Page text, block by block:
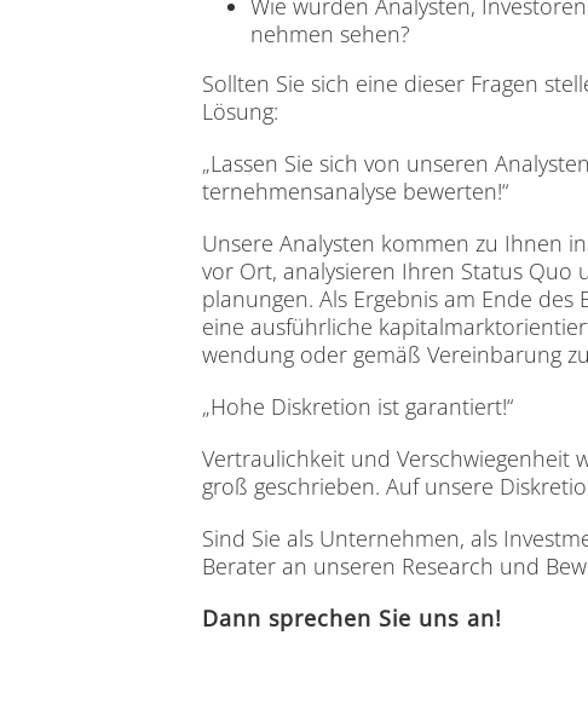
Wie wür­den Ana­lys­ten,
neh­men se­hen?
Soll­ten Sie sich eine die­ser Fra­gen
Lö­sung:
„Las­sen Sie sich von un­se­ren
ter­neh­mens­ana­ly­se be­wer­ten!“
Un­se­re Ana­lys­ten kom­men zu Ih­nen
vor Ort, ana­ly­sie­ren Ih­ren Sta­tus
pla­nun­gen. Als Er­geb­nis am Ende des
eine aus­führ­li­che
wen­dung oder ge­mäß Ver­ein­ba­rung
„Hohe Dis­kre­ti­on ist ga­ran­tiert!“
Ver­trau­lich­keit und Ver­schwie­gen­heit
groß ge­schrie­ben. Auf un­se­re
Sind Sie als Un­ter­neh­men, als
Be­ra­ter an un­se­ren Re­se­arch und
Dann spre­chen Sie uns an!